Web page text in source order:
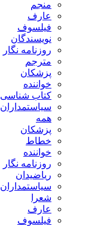
منجم
عارف
فیلسوف
نویسندگان
روزنامه نگار
مترجم
پزشکان
خواننده
کتاب شناسی
سیاستمداران
همه
پزشکان
خطاط
خواننده
روزنامه نگار
ریاضیدان
سیاستمداران
شعرا
عارف
فیلسوف